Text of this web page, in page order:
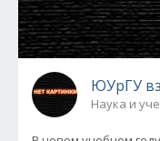
ЮУрГУ
Наука и